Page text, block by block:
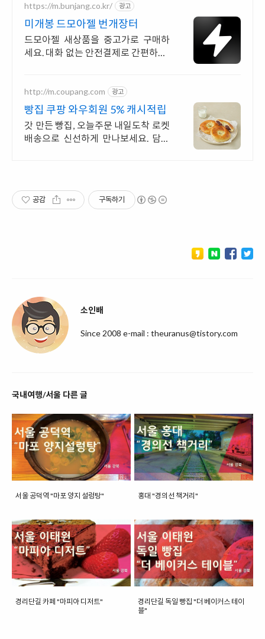
https://m.bunjang.co.kr/ 광고
미개봉 드모아젤 번개장터
드모아젤 새상품을 중고가로 구매하
세요. 대화 없는 안전결제로 간편하게!
업로드
http://m.coupang.com 광고
빵집 쿠팡 와우회원 5% 캐시적립
갓 만든 빵집, 오늘주문 내일도착 로켓
배송으로 신선하게 만나보세요. 담백
공감 구독하기
소인배
Since 2008 e-mail : theuranus@tistory.com
국내여행/서울 다른 글
서울 공덕역 "마포 양지 설렁탕" 홍대 "경의선 책거리"
경리단길 카페 "마피아 디저트"
경리단길 독일 빵집 "더 베이커스 테이
블"